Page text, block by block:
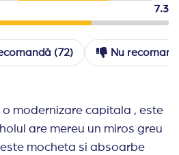
7.3
(72) Nu
modernizare capitala , este
are mereu un miros greu
mocheta si absoarbe